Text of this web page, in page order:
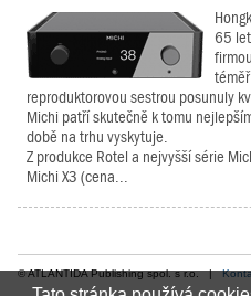
65
reproduktorovou sestrou posunuly
Michi patří skutečně k tomu
době na trhu vyskytuje.
Z produkce Rotel a nejvyšší série
Michi X3 (cena...
© ATLANTIDA Publishing spol. s r.o. |